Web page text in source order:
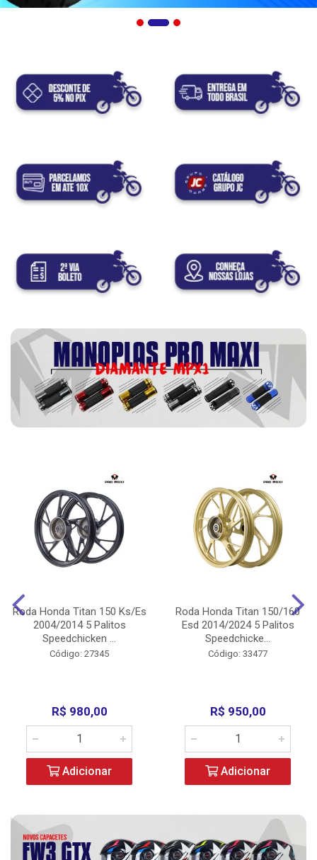
Roda Honda Titan 150 Ks/Es
2004/2014 5 Palitos
Speedchicken ...
Código: 27345
R$ 980,00
Adicionar
Roda Honda Titan 150/160
Esd 2014/2024 5 Palitos
Speedchicke...
Código: 33477
R$ 950,00
Adicionar